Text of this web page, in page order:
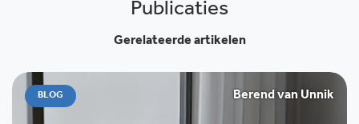
Publicaties
Gerelateerde artikelen
BLOG Berend van Unnik